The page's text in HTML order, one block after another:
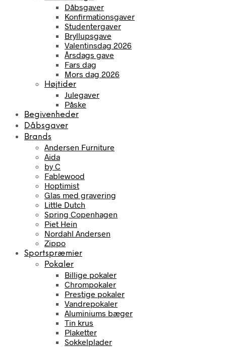
Dåbsgaver
Konfirmationsgaver
Studentergaver
Bryllupsgave
Valentinsdag 2026
Årsdags gave
Fars dag
Mors dag 2026
Højtider
Julegaver
Påske
Begivenheder
Dåbsgaver
Brands
Andersen Furniture
Aida
by C
Fablewood
Hoptimist
Glas med gravering
Little Dutch
Spring Copenhagen
Piet Hein
Nordahl Andersen
Zippo
Sportspræmier
Pokaler
Billige pokaler
Chrompokaler
Prestige pokaler
Vandrepokaler
Aluminiums bæger
Tin krus
Plaketter
Sokkelplader